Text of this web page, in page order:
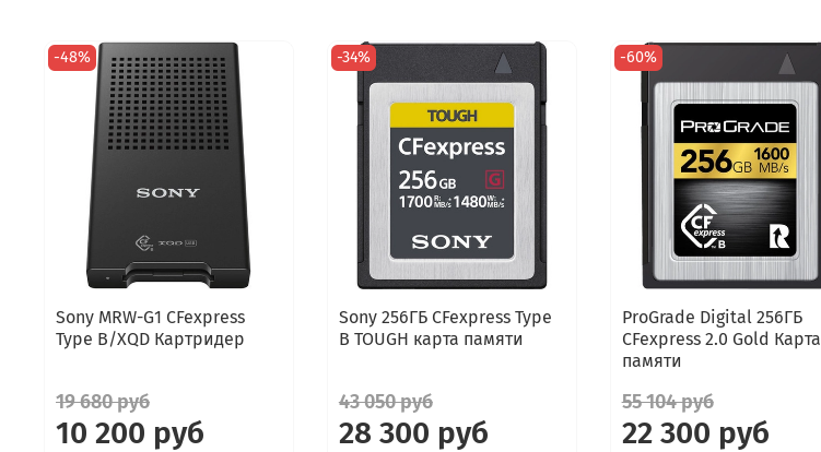
-48%
Sony MRW-G1 CFexpress
Type B/XQD Картридер
19 680 руб
10 200 руб
-34%
Sony 256ГБ CFexpress Type
B TOUGH карта памяти
43 050 руб
28 300 руб
-60%
ProGrade Digital 256ГБ
CFexpress 2.0 Gold Карта
памяти
55 104 руб
22 300 руб